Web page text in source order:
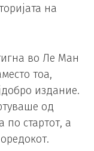
на
во Ле Ман
тоа,
издание.
од
по стартот, а